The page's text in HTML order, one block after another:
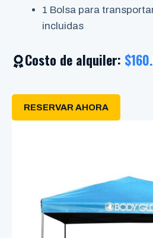
1 Bolsa para
incluidas
Costo de alquiler:
RESERVAR AHORA